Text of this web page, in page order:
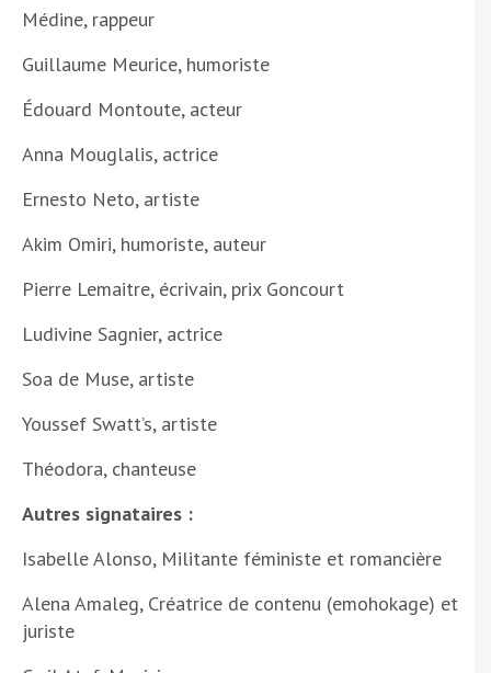
Médine, rappeur
Guillaume Meurice, humoriste
Édouard Montoute, acteur
Anna Mouglalis, actrice
Ernesto Neto, artiste
Akim Omiri, humoriste, auteur
Pierre Lemaitre, écrivain, prix Goncourt
Ludivine Sagnier, actrice
Soa de Muse, artiste
Youssef Swatt’s, artiste
Théodora, chanteuse
Autres signataires :
Isabelle Alonso, Militante féministe et romancière
Alena Amaleg, Créatrice de contenu (emohokage) et
juriste